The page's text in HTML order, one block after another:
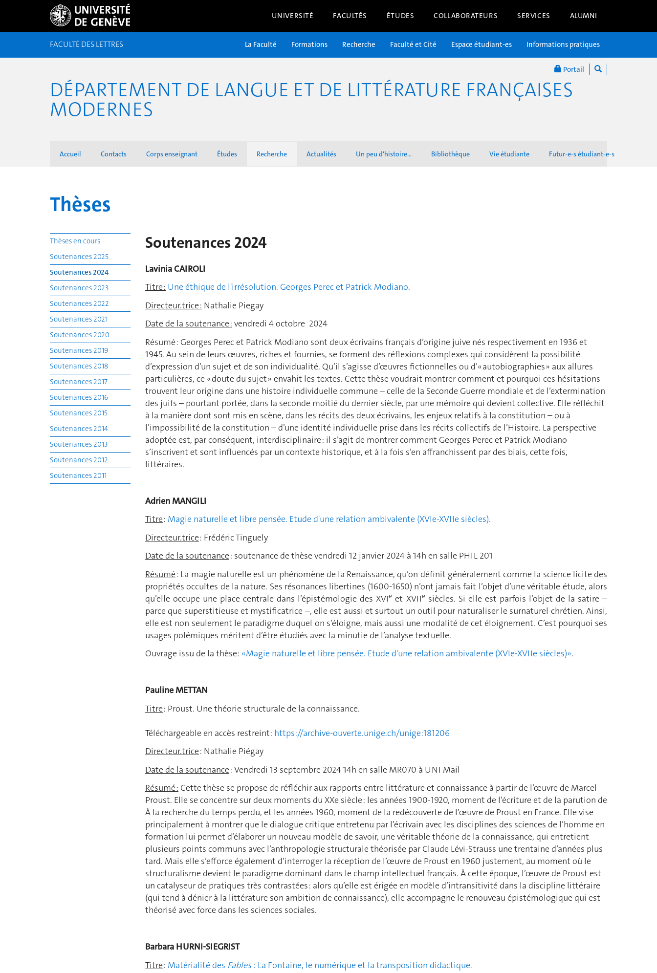
UNIVERSITÉ FACULTÉS ÉTUDES COLLABORATEURS SERVICES ALUMNI
Portail
FACULTÉ DES LETTRES La Faculté Formations Recherche Faculté et Cité Espace étudiant-es Informations pratiques
DÉPARTEMENT DE LANGUE ET DE LITTÉRATURE FRANÇAISES
MODERNES
Accueil Contacts Corps enseignant Études Recherche Actualités Un peu d'histoire... Bibliothèque Vie étudiante Futur-e-s étudiant-e-s
Thèses
Thèses en cours
Soutenances 2025
Soutenances 2024
Soutenances 2023
Soutenances 2022
Soutenances 2021
Soutenances 2020
Soutenances 2019
Soutenances 2018
Soutenances 2017
Soutenances 2016
Soutenances 2015
Soutenances 2014
Soutenances 2013
Soutenances 2012
Soutenances 2011
Soutenances 2024
Lavinia CAIROLI
Titre : Une éthique de l'irrésolution. Georges Perec et Patrick Modiano.
Directeur.trice : Nathalie Piegay
Date de la soutenance : vendredi 4 octobre 2024
Résumé : Georges Perec et Patrick Modiano sont deux écrivains français d’origine juive nés respectivement en 1936 et
1945. Au sein de leurs œuvres, riches et fournies, se forment des réflexions complexes qui considèrent la possibilité
d’expression d’un sujet et de son individualité. Qu’il s’agisse d’œuvres fictionnelles ou d’« autobiographies » aux allures
particulières, ce « doute du sujet » envahit les textes. Cette thèse voudrait montrer comment et pourquoi ces hésitations
trouvent leur origine dans une histoire individuelle commune – celle de la Seconde Guerre mondiale et de l’extermination
des juifs – pourtant portée, dans la seconde moitié du dernier siècle, par une mémoire qui devient collective. Elle réfléchit
à la manière dont sont mis en scène, dans les récits des deux écrivains, les enjeux relatifs à la constitution – ou à
l’impossibilité de la constitution – d’une identité individuelle prise dans les récits collectifs de l’Histoire. La perspective
adoptée est, par conséquent, interdisciplinaire : il s’agit de montrer comment Georges Perec et Patrick Modiano
s’inscrivent et sont influencés par un contexte historique, et à la fois s’en affranchissent par des biais, cette fois,
littéraires.
Adrien MANGILI
Titre: Magie naturelle et libre pensée. Etude d'une relation ambivalente (XVIe-XVIIe siècles).
Directeur.trice: Frédéric Tinguely
Date de la soutenance: soutenance de thèse vendredi 12 janvier 2024 à 14h en salle PHIL 201
Résumé: La magie naturelle est un phénomène de la Renaissance, qu’on définit généralement comme la science licite des
propriétés occultes de la nature. Ses résonances libertines (1600-1650) n’ont jamais fait l’objet d’une véritable étude, alors
qu’elle occupe une place centrale dans l’épistémologie des XVIe et XVIIe siècles. Si elle est parfois l’objet de la satire –
parce que superstitieuse et mystificatrice –, elle est aussi et surtout un outil pour naturaliser le surnaturel chrétien. Ainsi,
elle est non seulement le paradigme duquel on s’éloigne, mais aussi une modalité de cet éloignement. C’est pourquoi ses
usages polémiques méritent d’être étudiés avec la minutie de l’analyse textuelle.
Ouvrage issu de la thèse: «Magie naturelle et libre pensée. Etude d'une relation ambivalente (XVIe-XVIIe siècles)».
Pauline METTAN
Titre: Proust. Une théorie structurale de la connaissance.
Téléchargeable en accès restreint: https://archive-ouverte.unige.ch/unige:181206
Directeur.trice: Nathalie Piégay
Date de la soutenance: Vendredi 13 septembre 2024 14h en salle MR070 à UNI Mail
Résumé : Cette thèse se propose de réfléchir aux rapports entre littérature et connaissance à partir de l’œuvre de Marcel
Proust. Elle se concentre sur deux moments du XXe siècle : les années 1900-1920, moment de l’écriture et de la parution de
À la recherche du temps perdu, et les années 1960, moment de la redécouverte de l’œuvre de Proust en France. Elle vise
principalement à montrer que le dialogue critique entretenu par l’écrivain avec les disciplines des sciences de l’homme en
formation lui permet d’élaborer un nouveau modèle de savoir, une véritable théorie de la connaissance, qui entretient
plusieurs points communs avec l’anthropologie structurale théorisée par Claude Lévi-Strauss une trentaine d’années plus
tard. Mais elle s’efforce également d’interroger la réception de l’œuvre de Proust en 1960 justement, au moment où le
structuralisme devient le paradigme dominant dans le champ intellectuel français. À cette époque, l’œuvre de Proust est
un catalyseur de pratiques très contrastées : alors qu’elle est érigée en modèle d’intransitivité dans la discipline littéraire
(qui tend à dénier à la littérature son ambition de connaissance), elle accompagne le renouveau épistémologique qui est
théorisé avec force dans les sciences sociales.
Barbara HURNI-SIEGRIST
Titre: Matérialité des Fables : La Fontaine, le numérique et la transposition didactique.